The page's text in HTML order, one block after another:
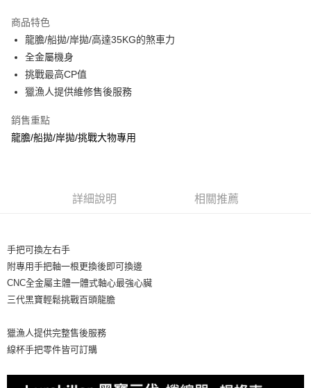
4.訂單成立30分鐘內，如未前往確認交易或遇審核未通過，訂單將自動取
消。如遇「轉專審核」未通過狀況，表示未達大哥付你分期系統評分，恕無
法說明評估內容。
【繳款方式說明】
1.分期款項不併入電信帳單，「大哥付你分期」於每月結算日後寄送繳費提
醒簡訊。
帳／街口支付／iPASS MONEY」等通路繳費。
【注意事項】
資料（包含姓名、電話或地址）提供予台灣大哥大進項蒐集、處理及利用，
便利好安心！
２．便利：只要手機號碼，簡訊認證，即可結帳。
３．安心：先確認商品／服務後，再付款。
【「AFTEE先享後付」結帳流程】
１．於結帳方式選擇「AFTEE先享後付」後，將跳轉至「AFTEE先享後付」
２．訂單成立數日內，您將收到繳費通知簡訊。
３．收到繳費通知簡訊後14天內，點擊此簡訊中的連結，可透過四大超商／
ATM／網路銀行／等多元方式進行付款，方視為交易完成。
※ 交易是否成功請以「AFTEE先享後付 」之結帳頁面顯示為準，若有關於
是否繳費成功／繳費後需取消欲退款等相關疑問，請聯繫「AFTEE先享後付
【注意事項】
１．透過由恩沛科技股份有限公司提供之「AFTEE先享後付」服務完成之交
易，需依本服務之必要範圍內提供個人資料，並將交易相關給付款項請求債
權轉讓予恩沛科技股份有限公司。
２．關於個人資料處理事宜，請瀏覽以下網址：
https://aftee.tw/terms/#terms3
「AFTEE先享後付」，若未經同意申辦者引起之損失，本公司不負相關責
任。
４．使用「AFTEE先享後付」時，將依據個別帳號之用戶狀況，依本公司即
貨到付款
運送方式
全家取貨付款
付款後全家取貨
每筆NT$60，滿NT$1,200(含以上)免運費
一般宅配（門市自取請勿下單，請聯繫客服）
每筆NT$100，滿NT$2,000(含以上)免運費
每筆NT$200，滿NT$2,000(含以上)免運費
貨到付款（門市自取請勿下單，請聯繫客服）
商品特色
龍膽/船拋/岸拋/高達35KG的煞車力
全金屬機身
挑戰最高CP值
獵漁人提供維修售後服務
銷售重點
龍膽/船拋/岸拋/挑戰大物專用
詳細說明 相關推薦
手把可換左右手
附專用手把軸一根更換後即可換邊
CNC全金屬主體一體式軸心最強心臟
三代黑寶輕鬆挑戰百頭龍膽
獵漁人提供完整售後服務
線杯手把零件皆可訂購